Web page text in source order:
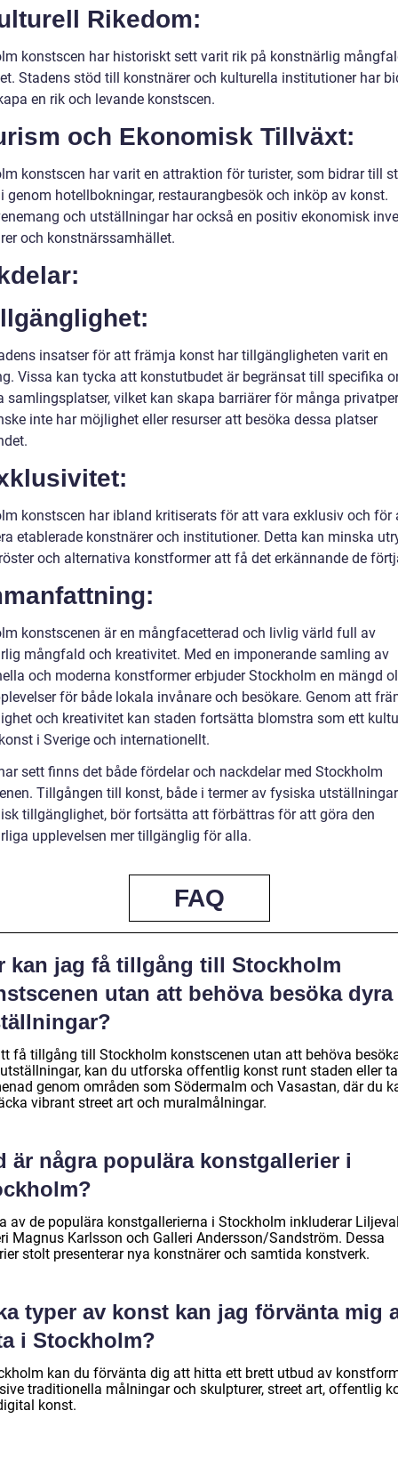
Rikedom:
konstscen har historiskt sett varit rik på konstnärlig
Stadens stöd till konstnärer och kulturella institutioner har
en rik och levande konstscen.
och Ekonomisk Tillväxt:
konstscen har varit en attraktion för turister, som bidrar till
genom hotellbokningar, restaurangbesök och inköp av konst.
och utställningar har också en positiv ekonomisk
och konstnärssamhället.
insatser för att främja konst har tillgängligheten varit en
Vissa kan tycka att konstutbudet är begränsat till specifika
samlingsplatser, vilket kan skapa barriärer för många
inte har möjlighet eller resurser att besöka dessa platser
konstscen har ibland kritiserats för att vara exklusiv och för
etablerade konstnärer och institutioner. Detta kan minska
och alternativa konstformer att få det erkännande de
konstscenen är en mångfacetterad och livlig värld full av
mångfald och kreativitet. Med en imponerande samling av
och moderna konstformer erbjuder Stockholm en mängd
för både lokala invånare och besökare. Genom att
och kreativitet kan staden fortsätta blomstra som ett
i Sverige och internationellt.
sett finns det både fördelar och nackdelar med Stockholm
Tillgången till konst, både i termer av fysiska
tillgänglighet, bör fortsätta att förbättras för att göra den
upplevelsen mer tillgänglig för alla.
FAQ
kan jag få tillgång till Stockholm
utan att behöva besöka dyra
få tillgång till Stockholm konstscenen utan att behöva
kan du utforska offentlig konst runt staden eller
genom områden som Södermalm och Vasastan, där du
vibrant street art och muralmålningar.
är några populära konstgallerier i
av de populära konstgallerierna i Stockholm inkluderar
Magnus Karlsson och Galleri Andersson/Sandström. Dessa
stolt presenterar nya konstnärer och samtida konstverk.
typer av konst kan jag förvänta mig
i Stockholm?
kan du förvänta dig att hitta ett brett utbud av
traditionella målningar och skulpturer, street art, offentlig
konst.